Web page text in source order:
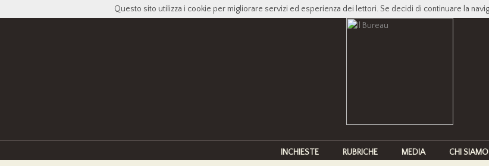
INCHIESTE RUBRICHE MEDIA CHI SIAMO
Questo sito utilizza i cookie per migliorare servizi ed esperienza dei lettori. Se decidi di continuare la